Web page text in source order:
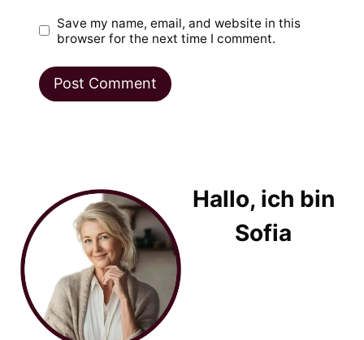
Save my name, email, and website in this
browser for the next time I comment.
Hallo, ich bin
Sofia